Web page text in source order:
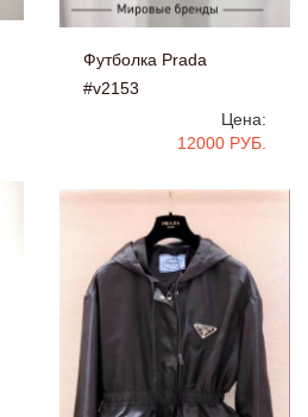
Футболка Prada
#v2153
Цена:
12000 РУБ.